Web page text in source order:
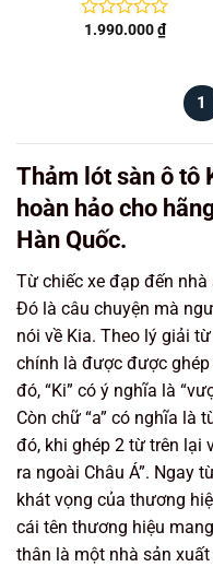
Được
1.990.000₫
1
Thảm lót sàn ô tô
hoàn hảo cho
Hàn Quốc.
Từ chiếc xe đạp đến
Đó là câu chuyện mà
nói về Kia. Theo lý giải
chính là được được ghép
đó, “Ki” có ý nghĩa là
Còn chữ “a” có nghĩa là
đó, khi ghép 2 từ trên lại
ra ngoài Châu Á”. Ngay
khát vọng của thương
cái tên thương hiệu
thân là một nhà sản